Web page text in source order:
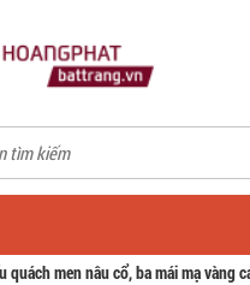
quách men nâu cổ, ba mái mạ vàng